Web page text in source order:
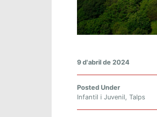
9 d'abril de 2024
Posted Under
Infantil i Juvenil, Talps